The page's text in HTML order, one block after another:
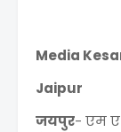
Media
Jaipur
जयपुर- एम ए